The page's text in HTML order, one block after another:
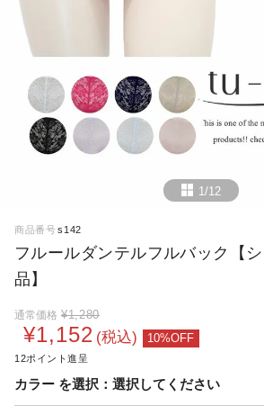
1/12
商品番号 s142
フルールダンテルフルバック【
品】
通常価格 ¥1,280
¥1,152 税込
12
カラー 選択してください